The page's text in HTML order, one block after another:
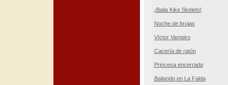
¡Baila Kike Skeleto!
Noche de brujas
Víctor Vampiro
Cacería de ratón
Princesa encerrada
Bailando en La Falda